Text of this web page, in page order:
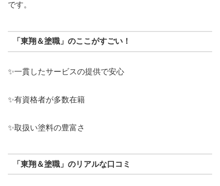
です。
「東翔＆塗職」のここがすごい！
✨一貫したサービスの提供で安心
✨有資格者が多数在籍
✨取扱い塗料の豊富さ
「東翔＆塗職」のリアルな口コミ